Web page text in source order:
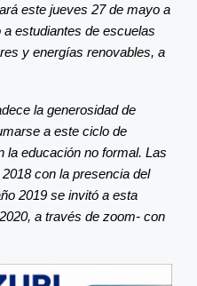
este jueves 27 de mayo a
estudiantes de escuelas
y energías renovables, a
la generosidad de
a este ciclo de
la educación no formal. Las
con la presencia del
2019 se invitó a esta
a través de zoom- con